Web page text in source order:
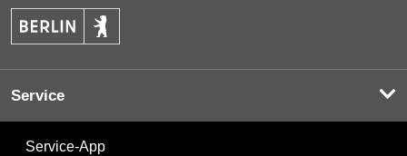
Service
Service-App